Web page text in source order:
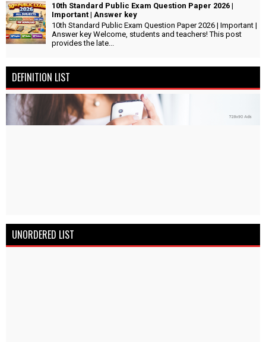
10th Standard Public Exam Question Paper 2026 |
Important | Answer key
10th Standard Public Exam Question Paper 2026 | Important |
Answer key Welcome, students and teachers! This post
provides the late...
DEFINITION LIST
UNORDERED LIST